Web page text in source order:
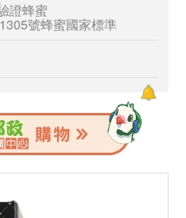
證蜂蜜
號蜂蜜國家標準